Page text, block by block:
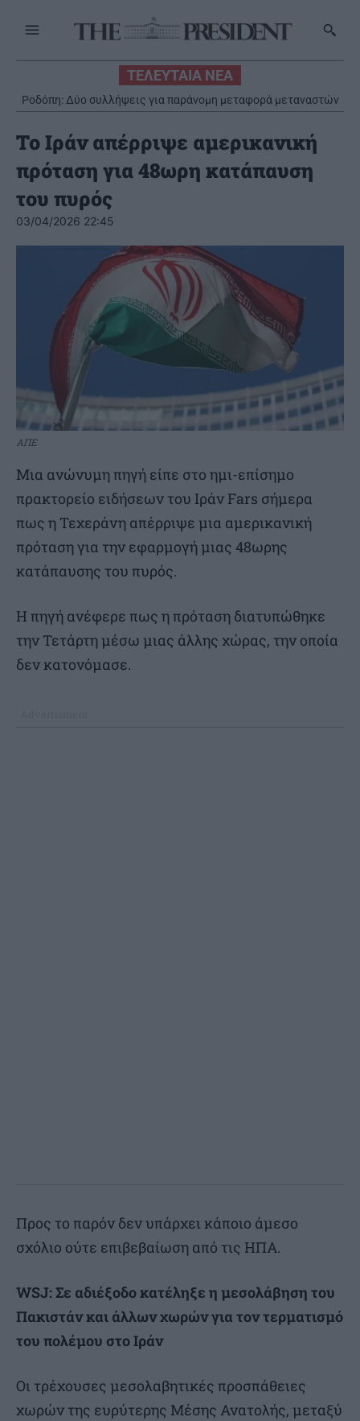
ΤΕΛΕΥΤΑΙΑ ΝΕΑ
Ροδόπη: Δύο συλλήψεις για παράνομη μεταφορά μεταναστών
To Ιράν απέρριψε αμερικανική
πρόταση για 48ωρη κατάπαυση
του πυρός
03/04/2026 22:45
ΑΠΕ
Μια ανώνυμη πηγή είπε στο ημι-επίσημο
πρακτορείο ειδήσεων του Ιράν Fars σήμερα
πως η Τεχεράνη απέρριψε μια αμερικανική
πρόταση για την εφαρμογή μιας 48ωρης
κατάπαυσης του πυρός.
Η πηγή ανέφερε πως η πρόταση διατυπώθηκε
την Τετάρτη μέσω μιας άλλης χώρας, την οποία
δεν κατονόμασε.
Προς το παρόν δεν υπάρχει κάποιο άμεσο
σχόλιο ούτε επιβεβαίωση από τις ΗΠΑ.
WSJ: Σε αδιέξοδο κατέληξε η μεσολάβηση του
Πακιστάν και άλλων χωρών για τον τερματισμό
του πολέμου στο Ιράν
Οι τρέχουσες μεσολαβητικές προσπάθειες
χωρών της ευρύτερης Μέσης Ανατολής, μεταξύ